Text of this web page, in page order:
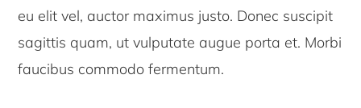
eu elit vel, auctor maximus justo. Donec suscipit
sagittis quam, ut vulputate augue porta et. Morbi
faucibus commodo fermentum.